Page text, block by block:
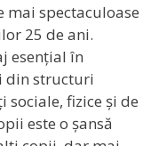
mai spectaculoase
25 de ani.
esențial în
din structuri
fizice și de
este o șansă